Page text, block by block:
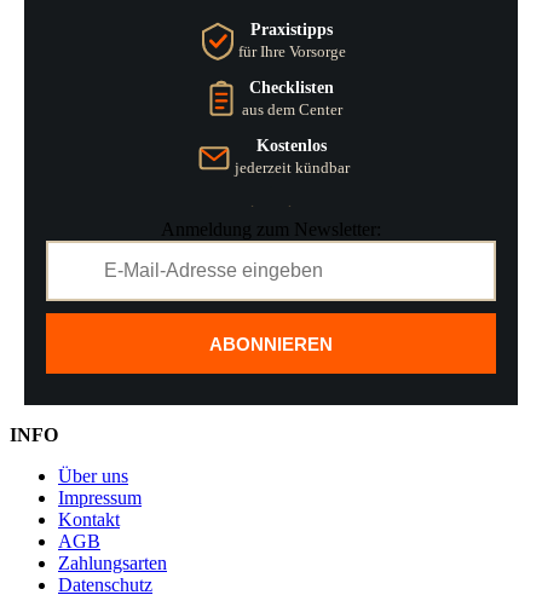
Praxistipps
für Ihre Vorsorge
Checklisten
aus dem Center
Kostenlos
jederzeit kündbar
Anmeldung zum Newsletter:
ABONNIEREN
INFO
Über uns
Impressum
Kontakt
AGB
Zahlungsarten
Datenschutz